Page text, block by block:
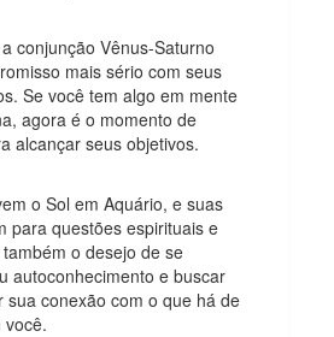
conjunção Vênus-Saturno
mais sério com seus
Se você tem algo em mente
agora é o momento de
alcançar seus objetivos.
o Sol em Aquário, e suas
para questões espirituais e
o desejo de se
autoconhecimento e buscar
sua conexão com o que há de
você.